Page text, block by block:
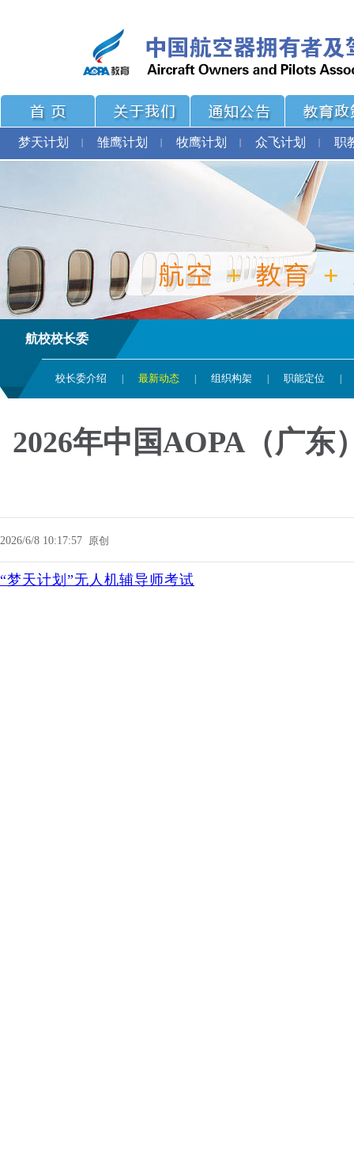
梦天计划 雏鹰计划 牧鹰计划 众飞计划 职
航校校长委
校长委介绍 最新动态 组织构架 职能定位
2026年中国AOPA（广东
2026/6/8 10:17:57 原创
“梦天计划”无人机辅导师考试